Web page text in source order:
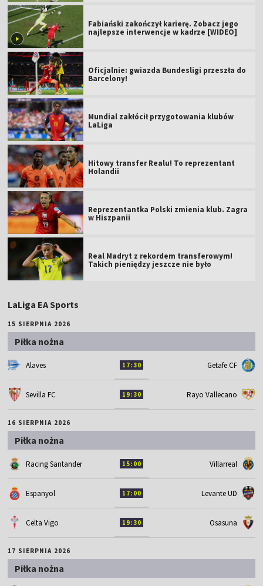
Fabiański zakończył karierę. Zobacz jego
najlepsze interwencje w kadrze [WIDEO]
Oficjalnie: gwiazda Bundesligi przeszła do
Barcelony!
Mundial zakłócił przygotowania klubów
LaLiga
Hitowy transfer Realu! To reprezentant
Holandii
Reprezentantka Polski zmienia klub. Zagra
w Hiszpanii
Real Madryt z rekordem transferowym!
Takich pieniędzy jeszcze nie było
LaLiga EA Sports
15 SIERPNIA 2026
Piłka nożna
Alaves 17:30 Getafe CF
Sevilla FC 19:30 Rayo Vallecano
16 SIERPNIA 2026
Piłka nożna
Racing Santander 15:00 Villarreal
Espanyol 17:00 Levante UD
Celta Vigo 19:30 Osasuna
17 SIERPNIA 2026
Piłka nożna